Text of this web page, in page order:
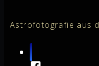
Astrofotografie aus